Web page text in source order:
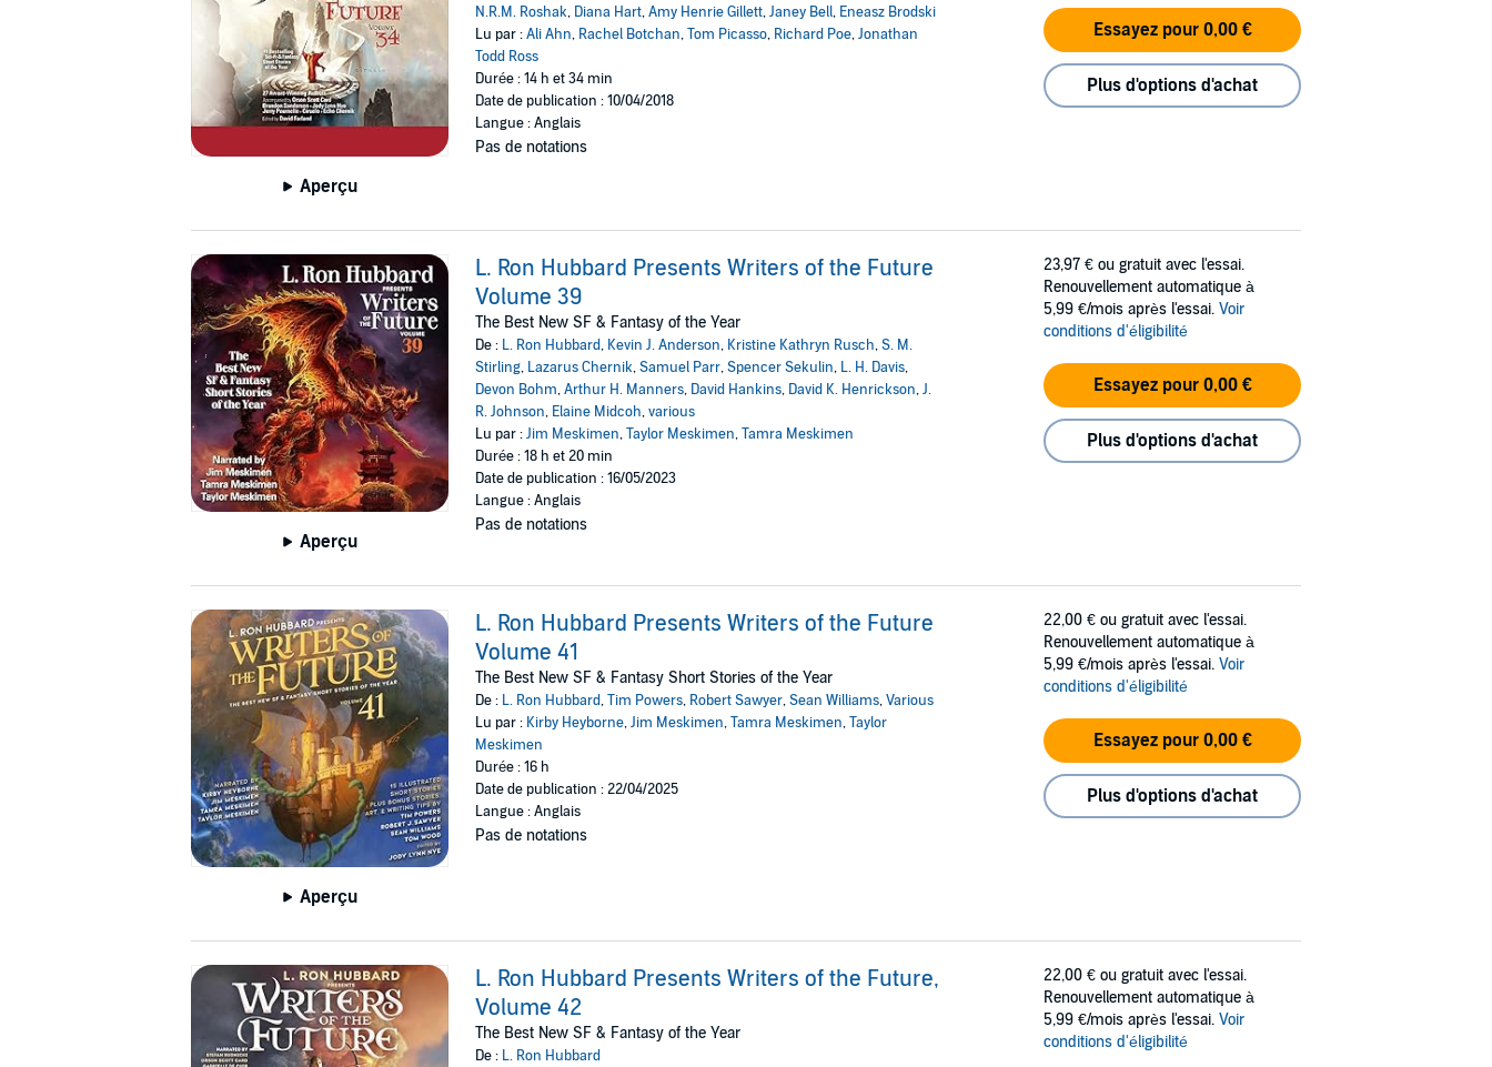
Aperçu
N.R.M. Roshak, Diana Hart,Amy Henrie Gillett,Janey Bell, Eneasz Brodski
Lu par :Ali Ahn, Rachel Botchan,Tom Picasso, Richard Poe,Jonathan
Todd Ross
Durée : 14 h et 34 min
Date de publication : 10/04/2018
Langue : Anglais
Pas de notations
Essayez pour 0,00 €
Plus d'options d'achat
Aperçu
L. Ron Hubbard Presents Writers of the Future
Volume 39
The Best New SF & Fantasy of the Year
De : L. Ron Hubbard, Kevin J. Anderson, Kristine Kathryn Rusch,S. M.
Stirling, Lazarus Chernik,Samuel Parr,Spencer Sekulin, L. H. Davis,
Devon Bohm,Arthur H. Manners, David Hankins, David K. Henrickson,J.
R. Johnson, Elaine Midcoh,various
Lu par :Jim Meskimen,Taylor Meskimen,Tamra Meskimen
Durée : 18 h et 20 min
Date de publication : 16/05/2023
Langue : Anglais
Pas de notations
23,97 € ou gratuit avec l'essai.
Renouvellement automatique à
5,99 €/mois après l'essai. Voir
conditions d'éligibilité
Essayez pour 0,00 €
Plus d'options d'achat
Aperçu
L. Ron Hubbard Presents Writers of the Future
Volume 41
The Best New SF & Fantasy Short Stories of the Year
De : L. Ron Hubbard,Tim Powers, Robert Sawyer,Sean Williams,Various
Lu par : Kirby Heyborne,Jim Meskimen,Tamra Meskimen,Taylor
Meskimen
Durée : 16 h
Date de publication : 22/04/2025
Langue : Anglais
Pas de notations
22,00 € ou gratuit avec l'essai.
Renouvellement automatique à
5,99 €/mois après l'essai. Voir
conditions d'éligibilité
Essayez pour 0,00 €
Plus d'options d'achat
L. Ron Hubbard Presents Writers of the Future,
Volume 42
The Best New SF & Fantasy of the Year
De : L. Ron Hubbard
22,00 € ou gratuit avec l'essai.
Renouvellement automatique à
5,99 €/mois après l'essai. Voir
conditions d'éligibilité